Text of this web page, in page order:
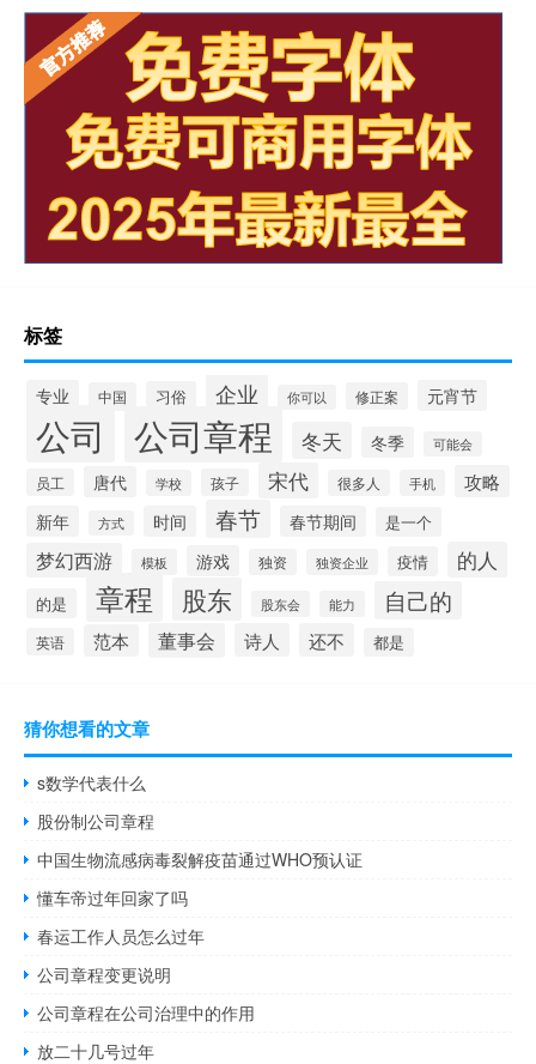
标签
专业 中国 习俗 企业 你可以 修正案 元宵节
公司 公司章程 冬天 冬季 可能会
员工 唐代 学校 孩子 宋代 很多人 手机 攻略
新年 方式 时间 春节 春节期间 是一个
梦幻西游 模板 游戏 独资 独资企业 疫情 的人
的是 章程 股东 股东会 能力 自己的
英语 范本 董事会 诗人 还不 都是
猜你想看的文章
s数学代表什么
股份制公司章程
中国生物流感病毒裂解疫苗通过WHO预认证
懂车帝过年回家了吗
春运工作人员怎么过年
公司章程变更说明
公司章程在公司治理中的作用
放二十几号过年